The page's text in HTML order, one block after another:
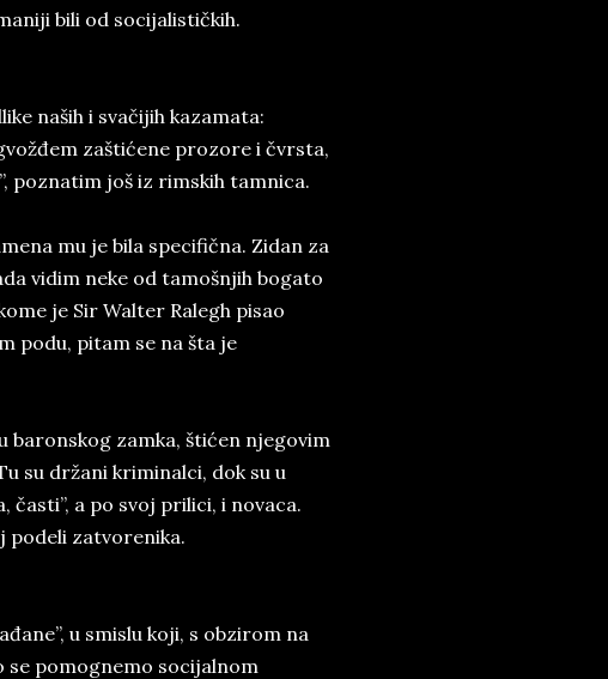
bili od socijalističkih.
naših i svačijih kazamata:
zaštićene prozore i čvrsta,
poznatim još iz rimskih tamnica.
mu je bila specifična. Zidan za
vidim neke od tamošnjih bogato
je Sir Walter Ralegh pisao
podu, pitam se na šta je
baronskog zamka, štićen njegovim
su držani kriminalci, dok su u
časti”, a po svoj prilici, i novaca.
podeli zatvorenika.
u smislu koji, s obzirom na
se pomognemo socijalnom